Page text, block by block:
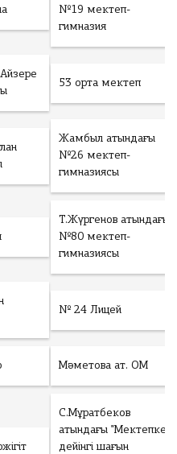
№19 мектеп-
гимназия
53 орта мектеп
Жамбыл атындағы
№26 мектеп-
гимназиясы
Т.Жүргенов атындағы
№80 мектеп-
гимназиясы
№ 24 Лицей
Мәметова ат. ОМ
С.Мұратбеков
атындағы "Мектепке
дейінгі шағын